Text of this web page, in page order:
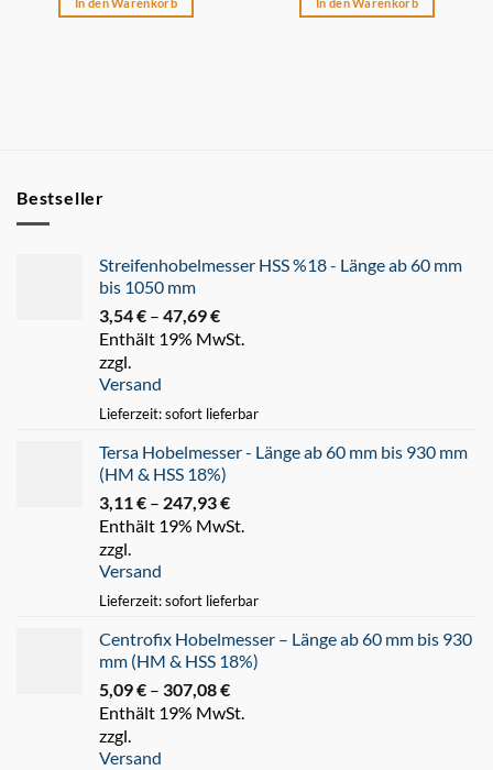
Bestseller
Streifenhobelmesser HSS %18 - Länge ab 60 mm
bis 1050 mm
3,54€ – 47,69€
3,54 €
Enthält 19% MwSt.
zzgl.
Versand
Lieferzeit: sofort lieferbar
Tersa Hobelmesser - Länge ab 60 mm bis 930 mm
(HM & HSS 18%)
3,11€ – 247,93€
3,11 €
Enthält 19% MwSt.
zzgl.
Versand
Lieferzeit: sofort lieferbar
Centrofix Hobelmesser – Länge ab 60 mm bis 930
mm (HM & HSS 18%)
5,09€ – 307,08€
5,09 €
Enthält 19% MwSt.
zzgl.
Versand